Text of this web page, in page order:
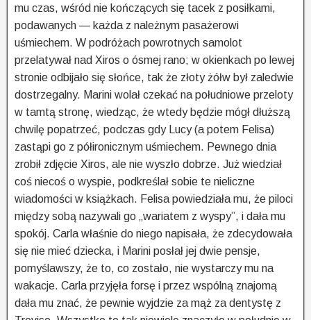
mu czas, wśród nie kończących się tacek z posiłkami,
podawanych — każda z należnym pasażerowi
uśmiechem. W podróżach powrotnych samolot
przelatywał nad Xiros o ósmej rano; w okienkach po lewej
stronie odbijało się słońce, tak że złoty żółw był zaledwie
dostrzegalny. Marini wolał czekać na południowe przeloty
w tamtą stronę, wiedząc, że wtedy będzie mógł dłuższą
chwilę popatrzeć, podczas gdy Lucy (a potem Felisa)
zastąpi go z półironicznym uśmiechem. Pewnego dnia
zrobił zdjęcie Xiros, ale nie wyszło dobrze. Już wiedział
coś niecoś o wyspie, podkreślał sobie te nieliczne
wiadomości w książkach. Felisa powiedziała mu, że piloci
między sobą nazywali go „wariatem z wyspy”, i dała mu
spokój. Carla właśnie do niego napisała, że zdecydowała
się nie mieć dziecka, i Marini posłał jej dwie pensje,
pomyślawszy, że to, co zostało, nie wystarczy mu na
wakacje. Carla przyjęła forsę i przez wspólną znajomą
dała mu znać, że pewnie wyjdzie za mąż za dentystę z